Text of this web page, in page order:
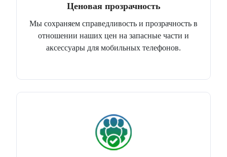
Ценовая прозрачность
Мы сохраняем справедливость и прозрачность в
отношении наших цен на запасные части и
аксессуары для мобильных телефонов.